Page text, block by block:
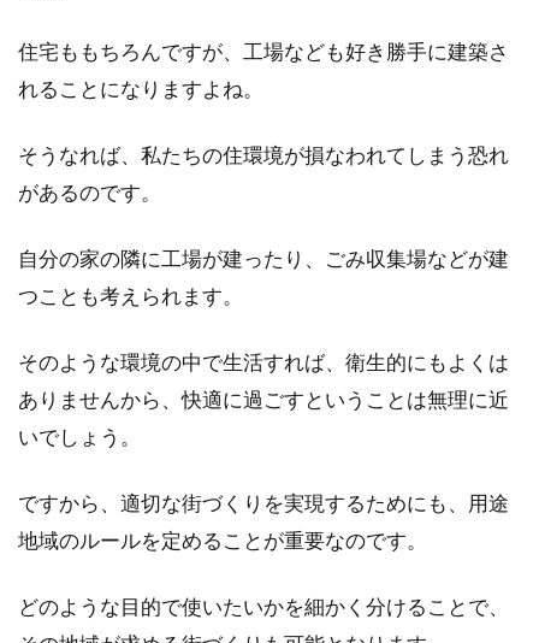
住宅ももちろんですが、工場なども好き勝手に建築さ
れることになりますよね。
そうなれば、私たちの住環境が損なわれてしまう恐れ
があるのです。
自分の家の隣に工場が建ったり、ごみ収集場などが建
つことも考えられます。
そのような環境の中で生活すれば、衛生的にもよくは
ありませんから、快適に過ごすということは無理に近
いでしょう。
ですから、適切な街づくりを実現するためにも、用途
地域のルールを定めることが重要なのです。
どのような目的で使いたいかを細かく分けることで、